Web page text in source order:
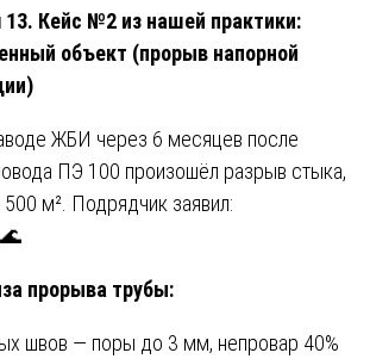
13. Кейс №2 из нашей практики:
объект (прорыв напорной
ЖБИ через 6 месяцев после
ПЭ 100 произошёл разрыв стыка,
м². Подрядчик заявил:
прорыва трубы:
швов — поры до 3 мм, непровар 40%